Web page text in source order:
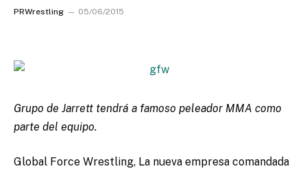
PRWrestling 05/06/2015
Grupo de Jarrett tendrá a famoso peleador MMA como
parte del equipo.
Global Force Wrestling, La nueva empresa comandada